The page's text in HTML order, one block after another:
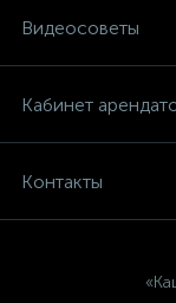
Видеосоветы
Кабинет
Контакты